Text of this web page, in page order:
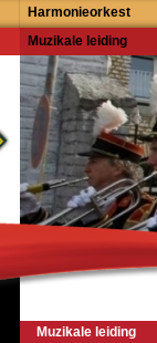
Harmonieorkest
Muzikale leiding
Muzikale leiding